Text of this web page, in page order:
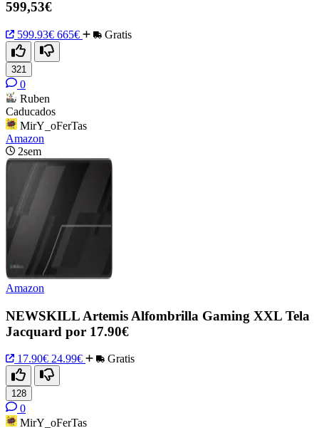
599,53€
599.93€ 665€ Gratis
321
0
Ruben
Caducados
MirY_oFerTas
Amazon
2sem
Amazon
NEWSKILL Artemis Alfombrilla Gaming XXL Tela
Jacquard por 17.90€
17.90€ 24.99€ Gratis
128
0
MirY_oFerTas